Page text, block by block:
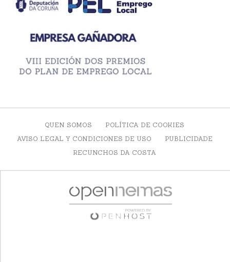
QUEN SOMOS
POLÍTICA DE COOKIES
AVISO LEGAL Y CONDICIONES DE USO
PUBLICIDADE
RECUNCHOS DA COSTA